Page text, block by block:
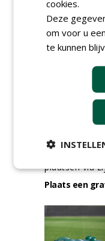
plaatsen via
Plaats een
cookies.
Deze
om voor u
te kunnen